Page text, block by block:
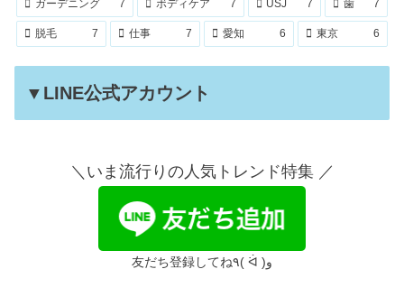
ガーデニング 7 ボディケア 7 USJ 7 歯 7
脱毛 7 仕事 7 愛知 6 東京 6
▼LINE公式アカウント
＼いま流行りの人気トレンド特集 ／
友だち登録してね٩( ᐛ )و